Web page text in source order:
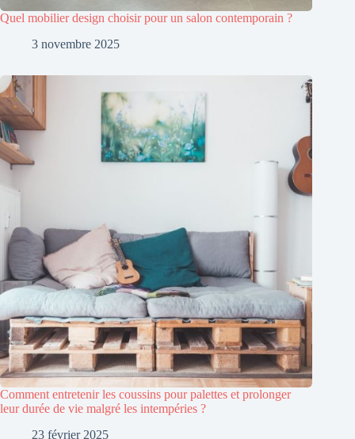
Quel mobilier design choisir pour un salon contemporain ?
3 novembre 2025
Comment entretenir les coussins pour palettes et prolonger
leur durée de vie malgré les intempéries ?
23 février 2025